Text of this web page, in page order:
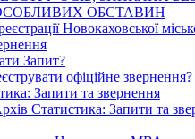
ОБСТАВИН
Новокаховської
Запит?
офіційне звернення?
Запити та звернення
Статистика: Запити та